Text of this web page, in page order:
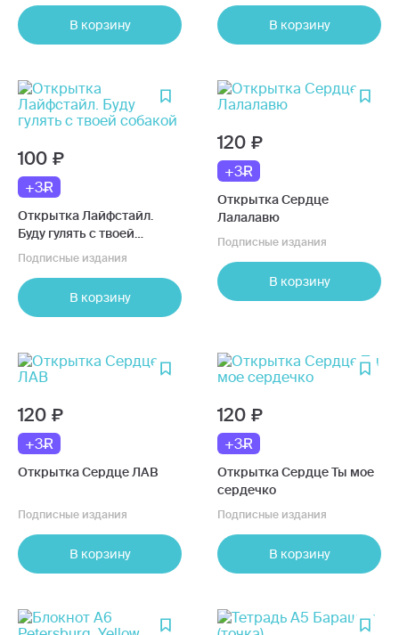
В корзину В корзину
100
+3
Открытка Лайфстайл.
Буду гулять с твоей
собакой
Подписные издания
В корзину
120
+3
Открытка Сердце
Лалалавю
Подписные издания
В корзину
120
+3
Открытка Сердце ЛАВ
Подписные издания
В корзину
120
+3
Открытка Сердце Ты мое
сердечко
Подписные издания
В корзину